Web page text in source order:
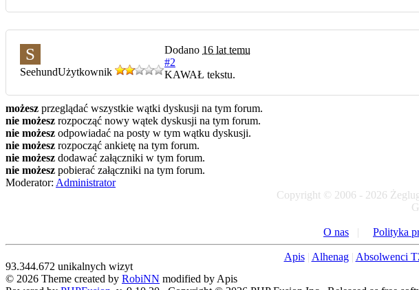
S
SeehundUżytkownik
Dodano 16 lat temu
#2
KAWAŁ tekstu.
możesz przeglądać wszystkie wątki dyskusji na tym forum.
nie możesz rozpocząć nowy wątek dyskusji na tym forum.
nie możesz odpowiadać na posty w tym wątku dyskusji.
nie możesz rozpocząć ankietę na tym forum.
nie możesz dodawać załączniki w tym forum.
nie możesz pobierać załączniki na tym forum.
Moderator: Administrator
Copyright © 2006 - 2026
O nas | Polityka
Apis| Alhenag| Absolwenci
93.344.672 unikalnych wizyt
© 2026 Theme created by RobiNN modified by Apis